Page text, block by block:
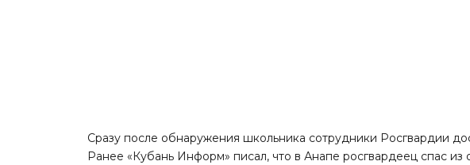
Сразу после обнаружения школьника сотрудники Росгвардии
Ранее «Кубань Информ» писал, что в Анапе росгвардеец спас из